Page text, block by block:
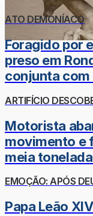
ATO DEMONÍACO
Foragido por
preso em
conjunta com
ARTIFÍCIO
Motorista
movimento e
meia
EMOÇÃO: APÓS
Papa Leão